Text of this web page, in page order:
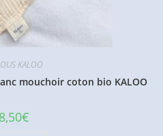
KALOO
mouchoir coton bio KALOO
€